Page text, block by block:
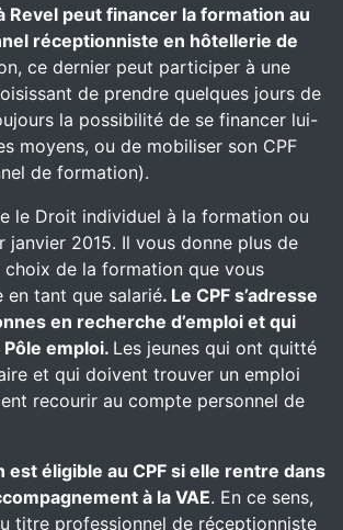
Revel peut financer la formation au
réceptionniste en hôtellerie de
ce dernier peut participer à une
de prendre quelques jours de
la possibilité de se financer lui-
moyens, ou de mobiliser son CPF
de formation).
le Droit individuel à la formation ou
janvier 2015. Il vous donne plus de
de la formation que vous
en tant que salarié. Le CPF s’adresse
en recherche d’emploi et qui
emploi. Les jeunes qui ont quitté
et qui doivent trouver un emploi
recourir au compte personnel de
éligible au CPF si elle rentre dans
à la VAE. En ce sens,
titre professionnel de réceptionniste